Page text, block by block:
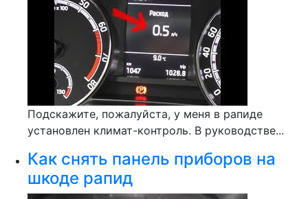
Подскажите, пожалуйста, у меня в рапиде
установлен климат-контроль. В руководстве...
Как снять панель приборов на
шкоде рапид